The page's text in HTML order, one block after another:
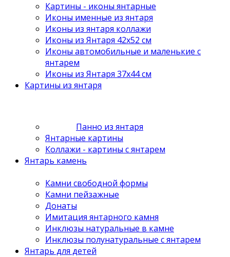
Картины - иконы янтарные
Иконы именные из янтаря
Иконы из янтаря коллажи
Иконы из Янтаря 42х52 см
Иконы автомобильные и маленькие с
янтарем
Иконы из Янтаря 37х44 см
Картины из янтаря
Панно из янтаря
Янтарные картины
Коллажи - картины с янтарем
Янтарь камень
Камни свободной формы
Камни пейзажные
Донаты
Имитация янтарного камня
Инклюзы натуральные в камне
Инклюзы полунатуральные с янтарем
Янтарь для детей